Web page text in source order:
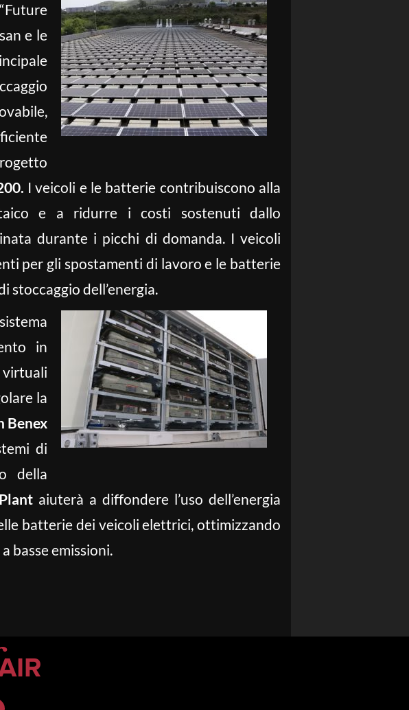
e le
I veicoli e le batterie contribuiscono alla
e a ridurre i costi sostenuti dallo
durante i picchi di domanda. I veicoli
per gli spostamenti di lavoro e le batterie
stoccaggio dell’energia.
in
virtuali
la
Benex
di
della
aiuterà a diffondere l’uso dell’energia
batterie dei veicoli elettrici, ottimizzando
basse emissioni.